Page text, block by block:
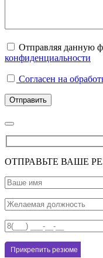
Отправляя данную
конфиденциальности
Согласен на
ОТПРАВЬТЕ ВАШЕ